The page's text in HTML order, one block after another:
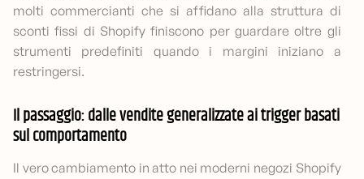
molti commercianti che si affidano alla struttura di
sconti fissi di Shopify finiscono per guardare oltre gli
strumenti predefiniti quando i margini iniziano a
restringersi.
Il passaggio: dalle vendite generalizzate ai trigger basati
sul comportamento
Il vero cambiamento in atto nei moderni negozi Shopify